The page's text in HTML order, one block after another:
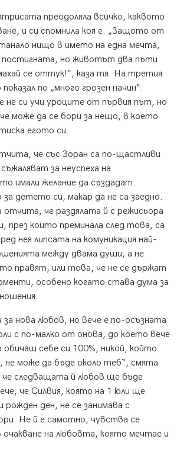
преодоляла всичко, каквото
и си спомнила коя е. „Защото от
нищо в името на една мечта,
постигната, но животът два пъти
се оттук!“, каза тя. На третия
по „много грозен начин“.
не си учи уроците от първия път, но
може да се бори за нещо, в което
егото си.
че със Зоран са по-щастливи
за неуспеха на
имали желание да създадат.
детето си, макар да не са заедно.
отчита, че раздялата й с режисьора
през които преминала след това, са
нея липсата на комуникация най-
между двама души, а не
правят, или това, че не се държат
особено когато става дума за
нова любов, но вече е по-осъзната
с по-малко от онова, до което вече
обичаш себе си 100%, никой, който
не може да бъде около теб“, смята
следващата й любов ще бъде
че Силвия, която на 1 юли ще
рожден ден, не се занимава с
Не й е самотно, чувства се
на любовта, която мечтае и